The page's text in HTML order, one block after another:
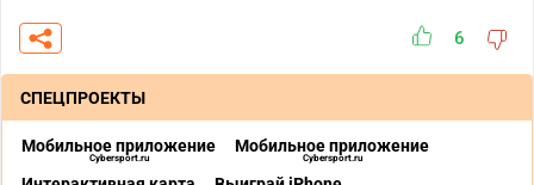
6
СПЕЦПРОЕКТЫ
Мобильное приложение
Cybersport.ru
Мобильное приложение
Cybersport.ru